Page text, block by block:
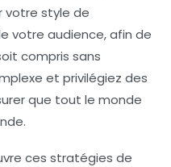
votre style de
votre audience, afin de
compris sans
et privilégiez des
que tout le monde
ces stratégies de